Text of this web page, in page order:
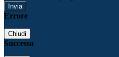
Errore
Chiudi
Successo